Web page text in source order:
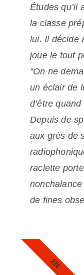
Études qu’il
la classe
lui. Il décide
joue le tout
“On ne
un éclair de
d’être
Depuis de
aux grès de
raclette
de fines
22€